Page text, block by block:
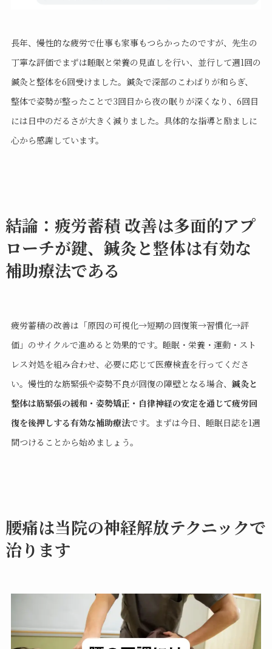
長年、慢性的な疲労で仕事も家事もつらかったのですが、先生の
丁寧な評価でまずは睡眠と栄養の見直しを行い、並行して週1回の
鍼灸と整体を6回受けました。鍼灸で深部のこわばりが和らぎ、
整体で姿勢が整ったことで3回目から夜の眠りが深くなり、6回目
には日中のだるさが大きく減りました。具体的な指導と励ましに
心から感謝しています。
結論：疲労蓄積 改善は多面的アプ
ローチが鍵、鍼灸と整体は有効な
補助療法である
疲労蓄積の改善は「原因の可視化→短期の回復策→習慣化→評
価」のサイクルで進めると効果的です。睡眠・栄養・運動・スト
レス対処を組み合わせ、必要に応じて医療検査を行ってくださ
い。慢性的な筋緊張や姿勢不良が回復の障壁となる場合、 鍼灸と
整体は筋緊張の緩和・姿勢矯正・自律神経の安定を通じて疲労回
復を後押しする有効な補助療法です。まずは今日、睡眠日誌を1週
間つけることから始めましょう。
腰痛は当院の神経解放テクニックで
治ります